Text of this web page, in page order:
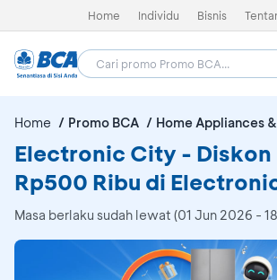
Home Individu Bisnis
Home Promo BCA Home Appliances
Electronic City - Diskon
Rp500 Ribu di
Masa berlaku sudah lewat (01 Jun 2026 -